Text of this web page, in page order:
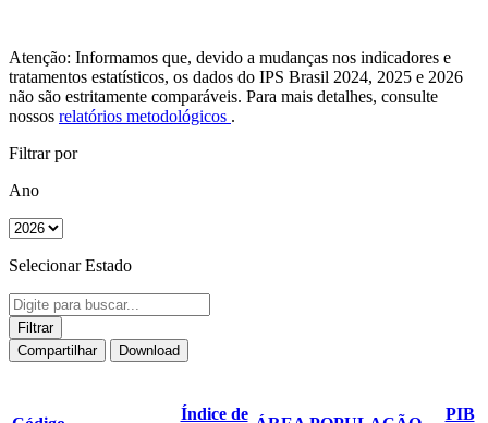
Atenção: Informamos que, devido a mudanças nos indicadores e
tratamentos estatísticos, os dados do IPS Brasil 2024, 2025 e 2026
não são estritamente comparáveis. Para mais detalhes, consulte
nossos relatórios metodológicos .
Filtrar por
Ano
Selecionar Estado
Filtrar
Compartilhar
Download
Índice de PIB